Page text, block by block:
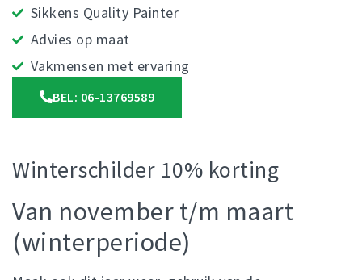
Sikkens Quality Painter
Advies op maat
Vakmensen met ervaring
BEL: 06-13769589
Winterschilder 10% korting
Van november t/m maart
(winterperiode)